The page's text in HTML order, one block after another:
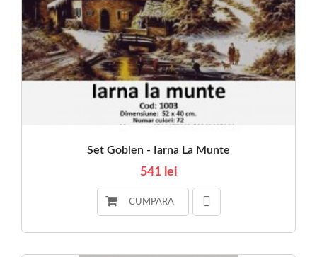
Set Goblen - Iarna La Munte
541 lei
CUMPARA